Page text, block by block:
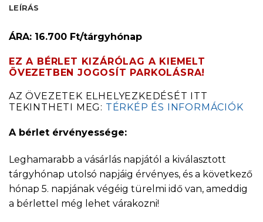
LEÍRÁS
ÁRA: 16.700 Ft/tárgyhónap
EZ A BÉRLET KIZÁRÓLAG A KIEMELT
ÖVEZETBEN JOGOSÍT PARKOLÁSRA!
AZ ÖVEZETEK ELHELYEZKEDÉSÉT ITT
TEKINTHETI MEG: TÉRKÉP ÉS INFORMÁCIÓK
A bérlet érvényessége:
Leghamarabb a vásárlás napjától a kiválasztott
tárgyhónap utolsó napjáig érvényes, és a következő
hónap 5. napjának végéig türelmi idő van, ameddig
a bérlettel még lehet várakozni!